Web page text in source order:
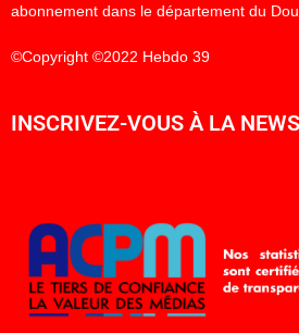
abonnement dans le département du
©Copyright ©2022 Hebdo 39
INSCRIVEZ-VOUS À LA